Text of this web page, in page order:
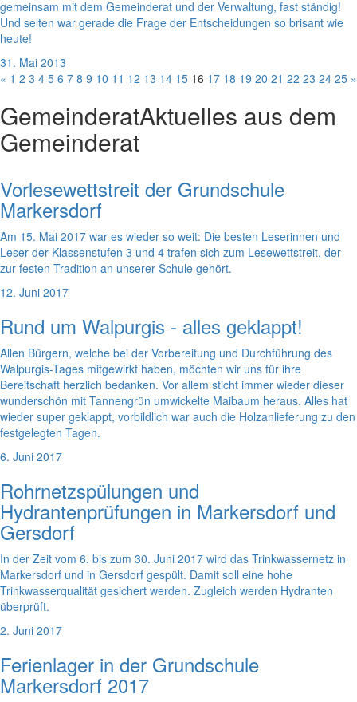
gemeinsam mit dem Gemeinderat und der Verwaltung, fast ständig!
Und selten war gerade die Frage der Entscheidungen so brisant wie
heute!
31. Mai 2013
« 1 2 3 4 5 6 7 8 9 10 11 12 13 14 15 16 17 18 19 20 21 22 23 24 25 »
GemeinderatAktuelles aus dem
Gemeinderat
Vorlesewettstreit der Grundschule
Markersdorf
Am 15. Mai 2017 war es wieder so weit: Die besten Leserinnen und
Leser der Klassenstufen 3 und 4 trafen sich zum Lesewettstreit, der
zur festen Tradition an unserer Schule gehört.
12. Juni 2017
Rund um Walpurgis - alles geklappt!
Allen Bürgern, welche bei der Vorbereitung und Durchführung des
Walpurgis-Tages mitgewirkt haben, möchten wir uns für ihre
Bereitschaft herzlich bedanken. Vor allem sticht immer wieder dieser
wunderschön mit Tannengrün umwickelte Maibaum heraus. Alles hat
wieder super geklappt, vorbildlich war auch die Holzanlieferung zu den
festgelegten Tagen.
6. Juni 2017
Rohrnetzspülungen und
Hydrantenprüfungen in Markersdorf und
Gersdorf
In der Zeit vom 6. bis zum 30. Juni 2017 wird das Trinkwassernetz in
Markersdorf und in Gersdorf gespült. Damit soll eine hohe
Trinkwasserqualität gesichert werden. Zugleich werden Hydranten
überprüft.
2. Juni 2017
Ferienlager in der Grundschule
Markersdorf 2017